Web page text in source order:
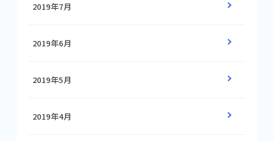
2019年7月
2019年6月
2019年5月
2019年4月